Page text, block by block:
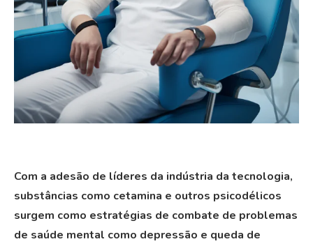
Com a adesão de líderes da indústria da tecnologia,
substâncias como cetamina e outros psicodélicos
surgem como estratégias de combate de problemas
de saúde mental como depressão e queda de